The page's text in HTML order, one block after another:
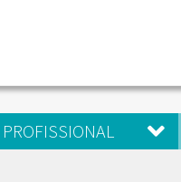
PROFISSIONAL